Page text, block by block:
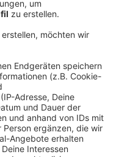
Tobias
bestätigt die
allein in
Phishing-Angriffe
Preisen